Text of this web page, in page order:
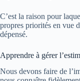
C’est la raison pour
propres priorités en vue
dépensé.
Apprendre à gérer
Nous devons faire de